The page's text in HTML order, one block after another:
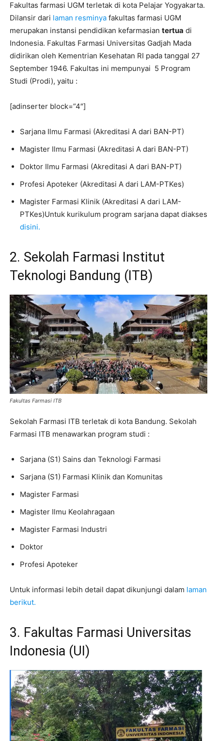
Fakultas farmasi UGM terletak di kota Pelajar Yogyakarta.
Dilansir dari laman resminya fakultas farmasi UGM
merupakan instansi pendidikan kefarmasian tertua di
Indonesia. Fakultas Farmasi Universitas Gadjah Mada
didirikan oleh Kementrian Kesehatan RI pada tanggal 27
September 1946. Fakultas ini mempunyai 5 Program
Studi (Prodi), yaitu :
[adinserter block=”4″]
Sarjana Ilmu Farmasi (Akreditasi A dari BAN-PT)
Magister Ilmu Farmasi (Akreditasi A dari BAN-PT)
Doktor Ilmu Farmasi (Akreditasi A dari BAN-PT)
Profesi Apoteker (Akreditasi A dari LAM-PTKes)
Magister Farmasi Klinik (Akreditasi A dari LAM-
PTKes)Untuk kurikulum program sarjana dapat diakses
disini.
2. Sekolah Farmasi Institut
Teknologi Bandung (ITB)
Fakultas Farmasi ITB
Sekolah Farmasi ITB terletak di kota Bandung. Sekolah
Farmasi ITB menawarkan program studi :
Sarjana (S1) Sains dan Teknologi Farmasi
Sarjana (S1) Farmasi Klinik dan Komunitas
Magister Farmasi
Magister Ilmu Keolahragaan
Magister Farmasi Industri
Doktor
Profesi Apoteker
Untuk informasi lebih detail dapat dikunjungi dalam laman
berikut.
3. Fakultas Farmasi Universitas
Indonesia (UI)